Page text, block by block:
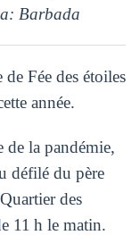
Barbada
Fée des étoiles
année.
dela pandémie,
défilé du père
des
11 h le matin.